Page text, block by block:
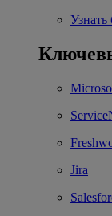
Узнать
Jira